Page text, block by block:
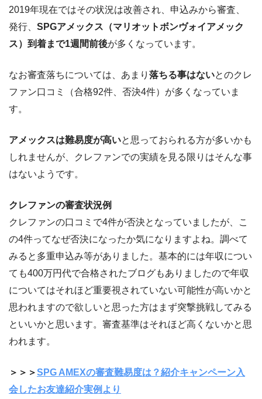
2019年現在ではその状況は改善され、申込みから審査、
発行、 SPGアメックス（マリオットボンヴォイアメック
ス）到着まで1週間前後が多くなっています。
なお審査落ちについては、あまり 落ちる事はないとのクレ
ファン口コミ（合格92件、否決4件）が多くなっていま
す。
アメックスは難易度が高いと思っておられる方が多いかも
しれませんが、クレファンでの実績を見る限りはそんな事
はないようです。
クレファンの審査状況例
クレファンの口コミで4件が否決となっていましたが、こ
の4件ってなぜ否決になったか気になりますよね。調べて
みると多重申込み等がありました。基本的には年収につい
ても400万円代で合格されたブログもありましたので年収
についてはそれほど重要視されていない可能性が高いかと
思われますので欲しいと思った方はまず突撃挑戦してみる
といいかと思います。審査基準はそれほど高くないかと思
われます。
＞＞＞SPG AMEXの審査難易度は？紹介キャンペーン入
会したお友達紹介実例より